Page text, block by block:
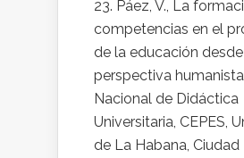
Páez, V., La
competencias en el
de la educación
perspectiva
Nacional de Didáctica
Universitaria, CEPES,
de La Habana, Ciudad